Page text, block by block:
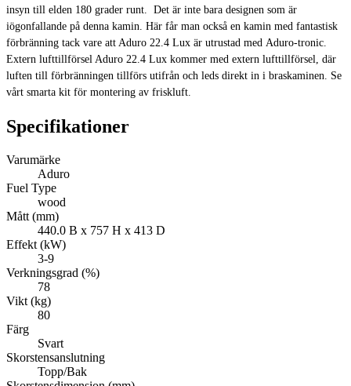
insyn till elden 180 grader runt. Det är inte bara designen som är
iögonfallande på denna kamin. Här får man också en kamin med fantastisk
förbränning tack vare att Aduro 22.4 Lux är utrustad med Aduro-tronic.
Extern lufttillförsel Aduro 22.4 Lux kommer med extern lufttillförsel, där
luften till förbränningen tillförs utifrån och leds direkt in i braskaminen. Se
vårt smarta kit för montering av friskluft.
Specifikationer
Varumärke
Aduro
Fuel Type
wood
Mått (mm)
440.0 B x 757 H x 413 D
Effekt (kW)
3-9
Verkningsgrad (%)
78
Vikt (kg)
80
Färg
Svart
Skorstensanslutning
Topp/Bak